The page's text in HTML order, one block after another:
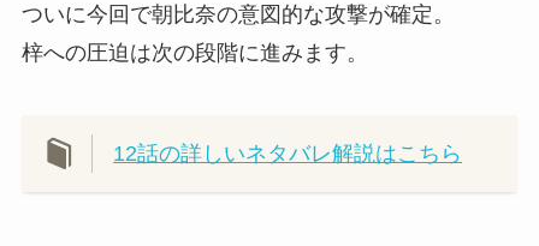
ついに今回で朝比奈の意図的な攻撃が確定。
梓への圧迫は次の段階に進みます。
12話の詳しいネタバレ解説はこちら